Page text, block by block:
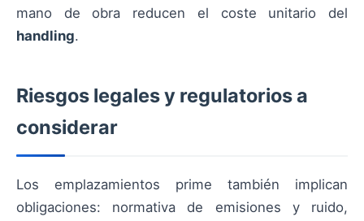
mano de obra reducen el coste unitario del
handling.
Riesgos legales y regulatorios a
considerar
Los emplazamientos prime también implican
obligaciones: normativa de emisiones y ruido,